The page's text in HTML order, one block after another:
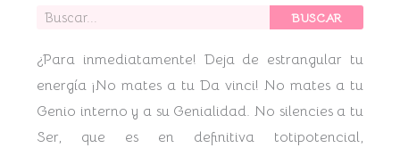
Buscar BUSCAR
¿Para inmediatamente! Deja de estrangular tu
energía ¡No mates a tu Da vinci! No mates a tu
Genio interno y a su Genialidad. No silencies a tu
Ser, que es en definitiva totipotencial,